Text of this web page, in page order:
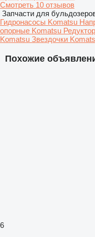
Похожие
6
Смотреть 10 отзывов
Запчасти для
Гидронасосы Komatsu
опорные Komatsu
Komatsu Звездочки